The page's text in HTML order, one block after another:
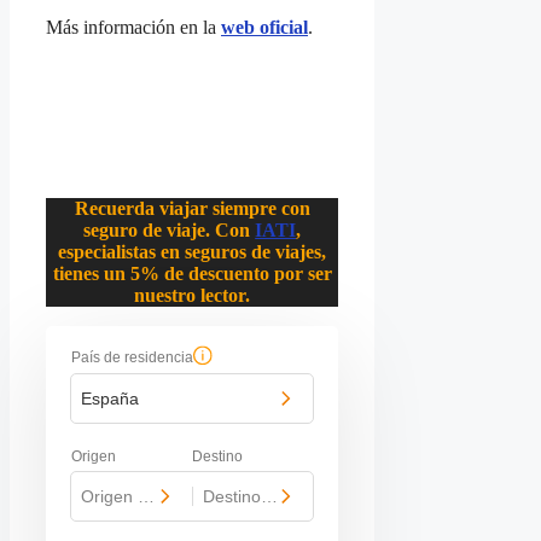
Más información en la web oficial.
Recuerda viajar siempre con
seguro de viaje. ConIATI,
especialistas en seguros de viajes,
tienes un 5% de descuento por ser
nuestro lector.
País de residencia
España
Origen Destino
Origen del viaje Destino del viaje